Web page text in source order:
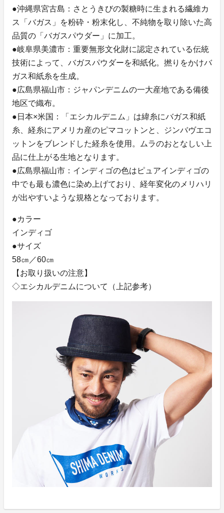
●沖縄県宮古島：さとうきびの製糖時に生まれる繊維カ
ス「バガス」を粉砕・粉末化し、不純物を取り除いた高
品質の「バガスパウダー」に加工。
●岐阜県美濃市：重要無形文化財に認定されている伝統
技術によって、バガスパウダーを和紙化。撚りをかけバ
ガス和紙糸を生成。
●広島県福山市：ジャパンデニムの一大産地である備後
地区で織布。
●日本×米国：「エシカルデニム」は緯糸にバガス和紙
糸、経糸にアメリカ産のピマコットンと、ジンバヴエコ
ットンをブレンドした経糸を使用。ムラのおとなしい上
品に仕上がる生地となります。
●広島県福山市：インディゴの色はピュアインディゴの
中でも最も濃色に染め上げており、経年変化のメリハリ
が出やすいような規格となっております。
●カラー
インディゴ
●サイズ
58㎝／60㎝
【お取り扱いの注意】
◇エシカルデニムについて（上記参考）